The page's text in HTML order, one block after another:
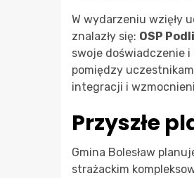
W wydarzeniu wzięły
znalazły się: OSP
swoje doświadczenie
pomiędzy
integracji i
Przyszłe
Gmina Bolesław
strażackim